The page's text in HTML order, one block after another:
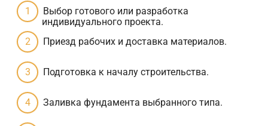
Выбор готового или разработка
индивидуального проекта.
Приезд рабочих и доставка материалов.
Подготовка к началу строительства.
Заливка фундамента выбранного типа.